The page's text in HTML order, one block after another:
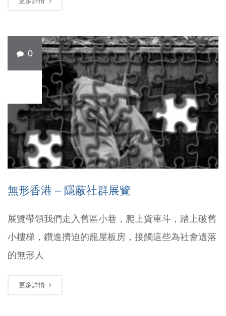
0
無形香港 – 隱蔽社群展覽
展覽帶領我們走入舊區小巷，爬上貨車斗，踏上破舊
小樓梯，鑽進擠迫的籠屋板房，接觸這些為社會遺落
的無形人
更多詳情